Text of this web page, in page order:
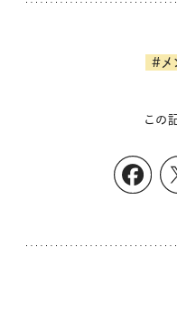
#メ
この